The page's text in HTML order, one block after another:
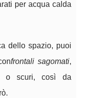
per acqua calda
dello spazio, puoi
frontali sagomati,
o scuri, così da